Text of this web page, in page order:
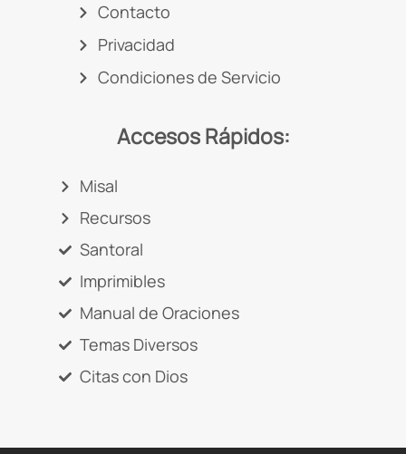
Contacto
Privacidad
Condiciones de Servicio
Accesos Rápidos:
Misal
Recursos
Santoral
Imprimibles
Manual de Oraciones
Temas Diversos
Citas con Dios